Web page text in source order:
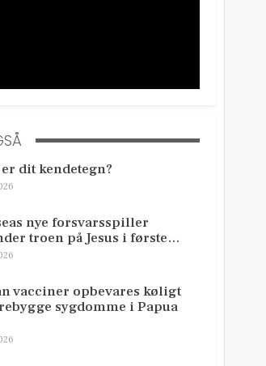
dit kendetegn?
nye forsvarsspiller
troen på Jesus i første…
vacciner opbevares køligt
sygdomme i Papua